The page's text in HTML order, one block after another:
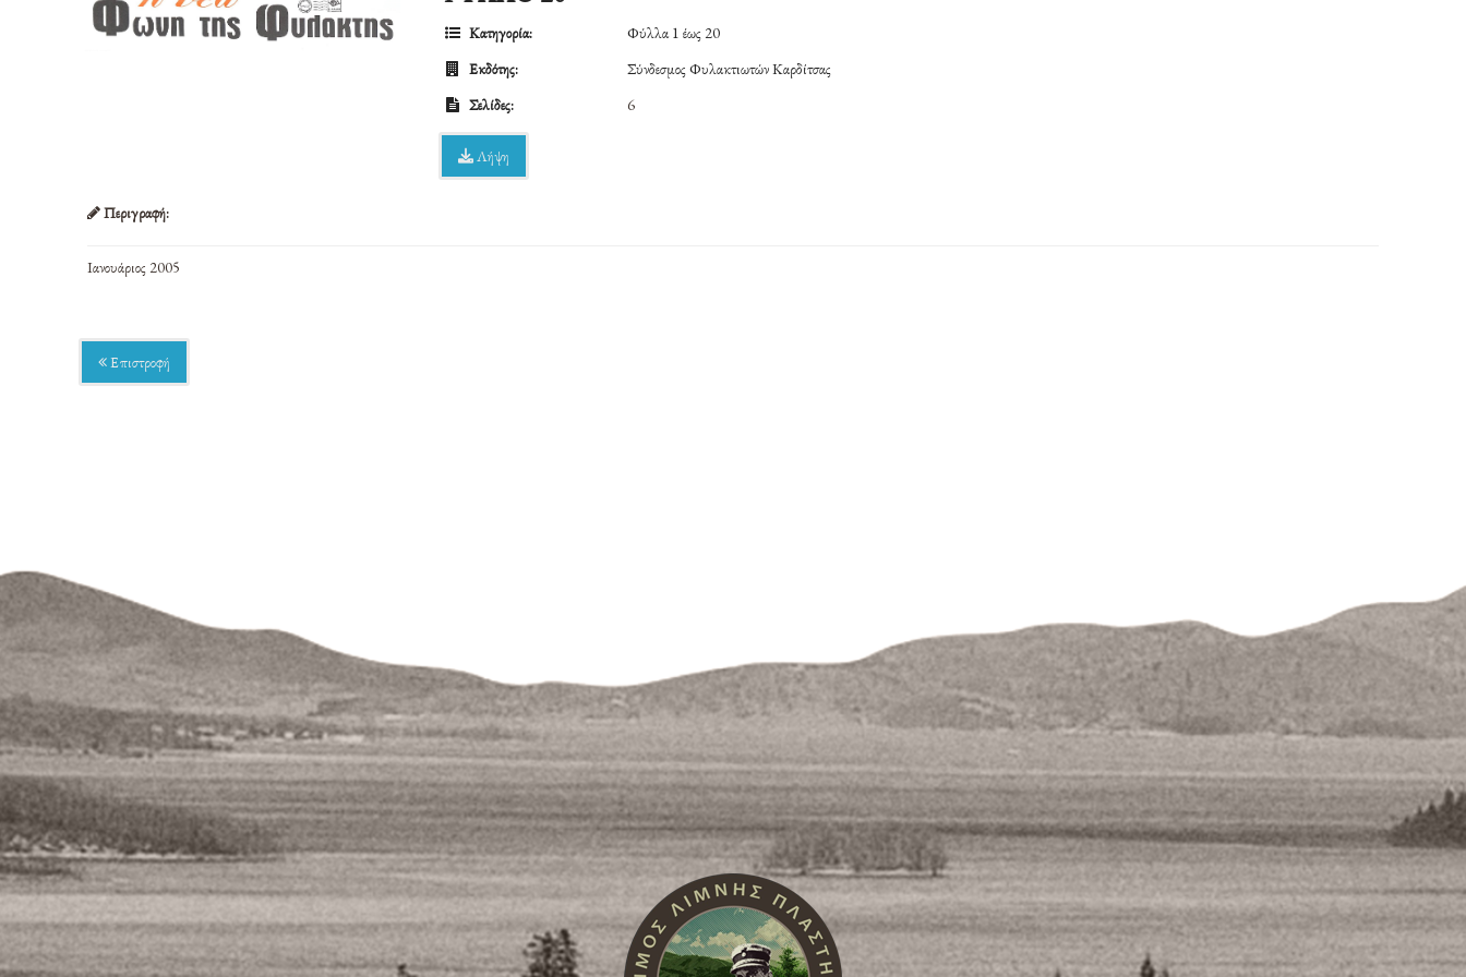
Κατηγορία:
Φύλλα 1 έως 20
Εκδότης:
Σύνδεσμος Φυλακτιωτών Καρδίτσας
Σελίδες:
6
Λήψη
Περιγραφή:
Ιανουάριος 2005
Επιστροφή